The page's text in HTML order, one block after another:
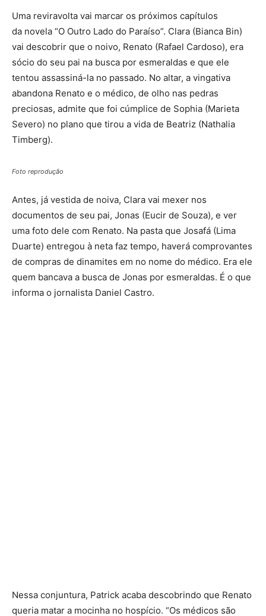
Uma reviravolta vai marcar os próximos capítulos
da novela “O Outro Lado do Paraíso”. Clara (Bianca Bin)
vai descobrir que o noivo, Renato (Rafael Cardoso), era
sócio do seu pai na busca por esmeraldas e que ele
tentou assassiná-la no passado. No altar, a vingativa
abandona Renato e o médico, de olho nas pedras
preciosas, admite que foi cúmplice de Sophia (Marieta
Severo) no plano que tirou a vida de Beatriz (Nathalia
Timberg).
Foto reprodução
Antes, já vestida de noiva, Clara vai mexer nos
documentos de seu pai, Jonas (Eucir de Souza), e ver
uma foto dele com Renato. Na pasta que Josafá (Lima
Duarte) entregou à neta faz tempo, haverá comprovantes
de compras de dinamites em no nome do médico. Era ele
quem bancava a busca de Jonas por esmeraldas. É o que
informa o jornalista Daniel Castro.
Nessa conjuntura, Patrick acaba descobrindo que Renato
queria matar a mocinha no hospício. “Os médicos são